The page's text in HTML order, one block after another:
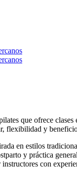
que ofrece
flexibilidad y
en estilos
y práctica
con